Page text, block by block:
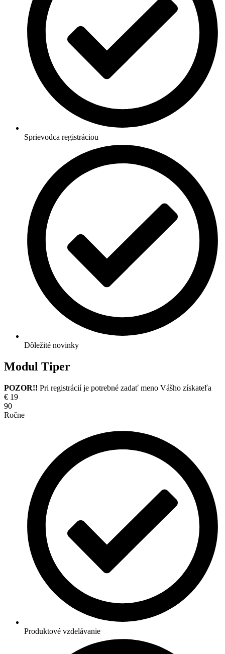
Sprievodca registráciou
Dôležité novinky
Modul Tiper
POZOR!! Pri registrácií je potrebné zadať meno Vášho získateľa
€ 19
90
Ročne
Produktové vzdelávanie